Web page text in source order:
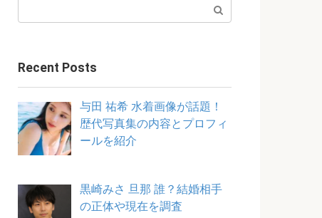
Recent Posts
与田 祐希 水着画像が話題！
歴代写真集の内容とプロフィ
ールを紹介
黒崎みさ 旦那 誰？結婚相手
の正体や現在を調査